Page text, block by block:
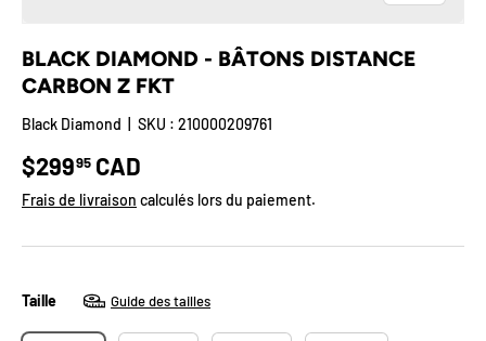
BLACK DIAMOND - BÂTONS DISTANCE
CARBON Z FKT
Black Diamond SKU : 210000209761
Prix habituel
$29995 CAD
Frais de livraison calculés lors du paiement.
Taille Guide des tailles